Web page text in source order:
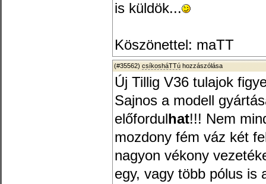
is küldök...
Köszönettel: maTT
(#35562) csíkosháTTú hozzászólása
Új Tillig V36 tulajok
Sajnos a modell
előfordulhat!!! Nem
mozdony fém váz két
nagyon vékony
egy, vagy több pólus is